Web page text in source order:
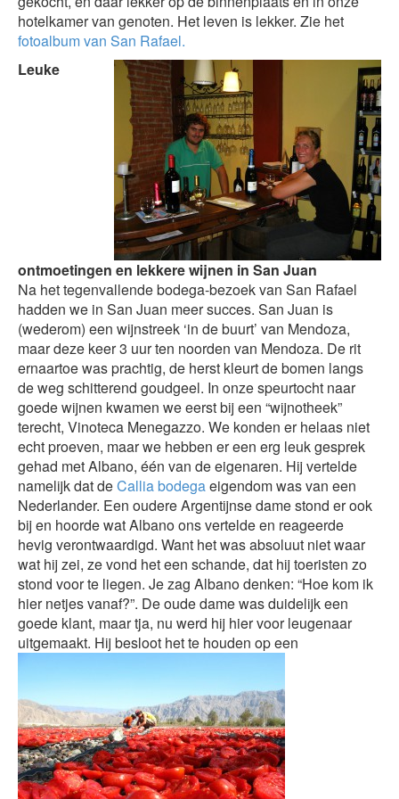
hotelkamer van genoten. Het leven is lekker. Zie het
fotoalbum van San Rafael.
Leuke
ontmoetingen en lekkere wijnen in San Juan
Na het tegenvallende bodega-bezoek van San Rafael
hadden we in San Juan meer succes. San Juan is
(wederom) een wijnstreek ‘in de buurt’ van Mendoza,
maar deze keer 3 uur ten noorden van Mendoza. De rit
ernaartoe was prachtig, de herst kleurt de bomen langs
de weg schitterend goudgeel. In onze speurtocht naar
goede wijnen kwamen we eerst bij een “wijnotheek”
terecht, Vinoteca Menegazzo. We konden er helaas niet
echt proeven, maar we hebben er een erg leuk gesprek
gehad met Albano, één van de eigenaren. Hij vertelde
namelijk dat deCallia bodegaeigendom was van een
Nederlander. Een oudere Argentijnse dame stond er ook
bij en hoorde wat Albano ons vertelde en reageerde
hevig verontwaardigd. Want het was absoluut niet waar
wat hij zei, ze vond het een schande, dat hij toeristen zo
stond voor te liegen. Je zag Albano denken: “Hoe kom ik
hier netjes vanaf?”. De oude dame was duidelijk een
goede klant, maar tja, nu werd hij hier voor leugenaar
uitgemaakt. Hij besloot het te houden op een